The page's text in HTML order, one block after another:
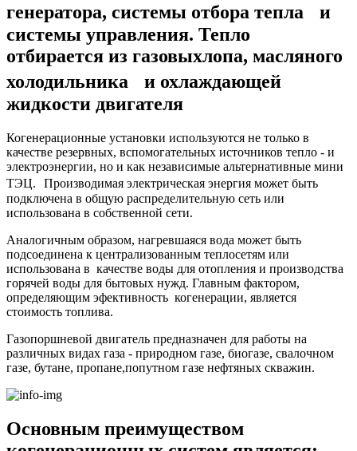
генератора, системы отбора тепла и
системы управления. Тепло
отбирается из газовыхлопа, масляного
холодильника и охлаждающей
жидкости двигателя
Когенерационные установки используются не только в
качестве резервных, вспомогательных источников тепло - и
электроэнергии, но и как независимые альтернативные мини
ТЭЦ. Производимая электрическая энергия может быть
подключена в общую распределительную сеть или
использована в собственной сети.
Аналогичным образом, нагревшаяся вода может быть
подсоединена к централизованным теплосетям или
использована в качестве воды для отопления и производства
горячей воды для бытовых нужд. Главным фактором,
определяющим эфективность когенерации, является
стоимость топлива.
Газопоршневой двигатель предназначен для работы на
различных видах газа - природном газе, биогазе, свалочном
газе, бутане, пропане,попутном газе нефтяных скважин.
Основным преимуществом